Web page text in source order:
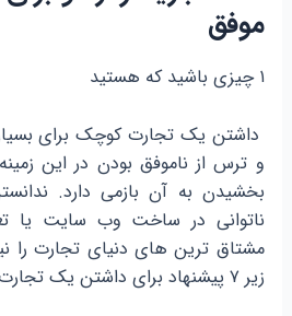
موفق
۱ چیزی باشید که هستید
داشتن یک تجارت کوچک برای
و ترس از ناموفق بودن در این
بخشیدن به آن بازمی دارد.
ناتوانی در ساخت وب سایت یا
مشتاق ترین های دنیای تجارت را
زیر ۷ پیشنهاد برای داشتن یک تجارت موفق آمده است.